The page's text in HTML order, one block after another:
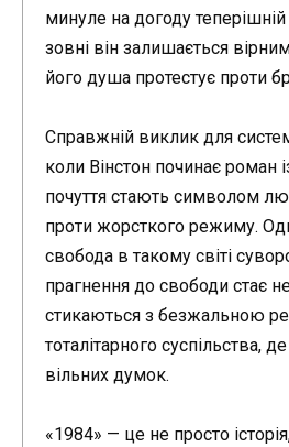
минуле на догоду теперішній
зовні він залишається
його душа протестує проти
Справжній виклик для
коли Вінстон починає роман
почуття стають символом
проти жорсткого режиму.
свобода в такому світі
прагнення до свободи стає
стикаються з безжальною
тоталітарного суспільства,
вільних думок.
«1984» — це не просто